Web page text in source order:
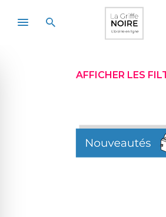
AFFICHER LES